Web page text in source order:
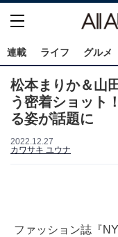
連載 ライフ グルメ
松本まりか＆山
う密着ショット
る姿が話題に
2022.12.27
カワサキ ユウナ
ファッション誌『